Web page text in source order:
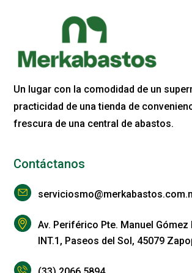
Un lugar con la comodidad de un
practicidad de una tienda de
frescura de una central de abastos.
Contáctanos
Av. Periférico Pte. Manuel Gómez
INT.1, Paseos del Sol, 45079